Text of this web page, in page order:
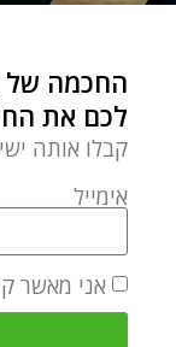
החכמה של
לכם את
קבלו אותה
אימייל
אני מאשר